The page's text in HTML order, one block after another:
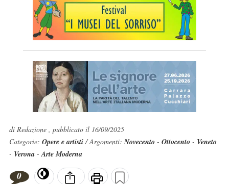
di Redazione , pubblicato il 16/09/2025
Categorie: Opere e artisti/ Argomenti:Novecento - Ottocento - Veneto
- Verona-Arte Moderna
0